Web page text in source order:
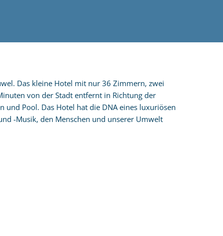
Das kleine Hotel mit nur 36 Zimmern, zwei
von der Stadt entfernt in Richtung der
und Pool. Das Hotel hat die DNA eines luxuriösen
-Musik, den Menschen und unserer Umwelt